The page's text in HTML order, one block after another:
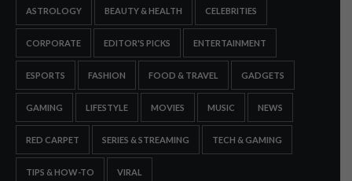
ASTROLOGY BEAUTY & HEALTH CELEBRITIES
CORPORATE EDITOR'S PICKS ENTERTAINMENT
ESPORTS FASHION FOOD & TRAVEL GADGETS
GAMING LIFESTYLE MOVIES MUSIC NEWS
RED CARPET SERIES & STREAMING TECH & GAMING
TIPS & HOW-TO VIRAL